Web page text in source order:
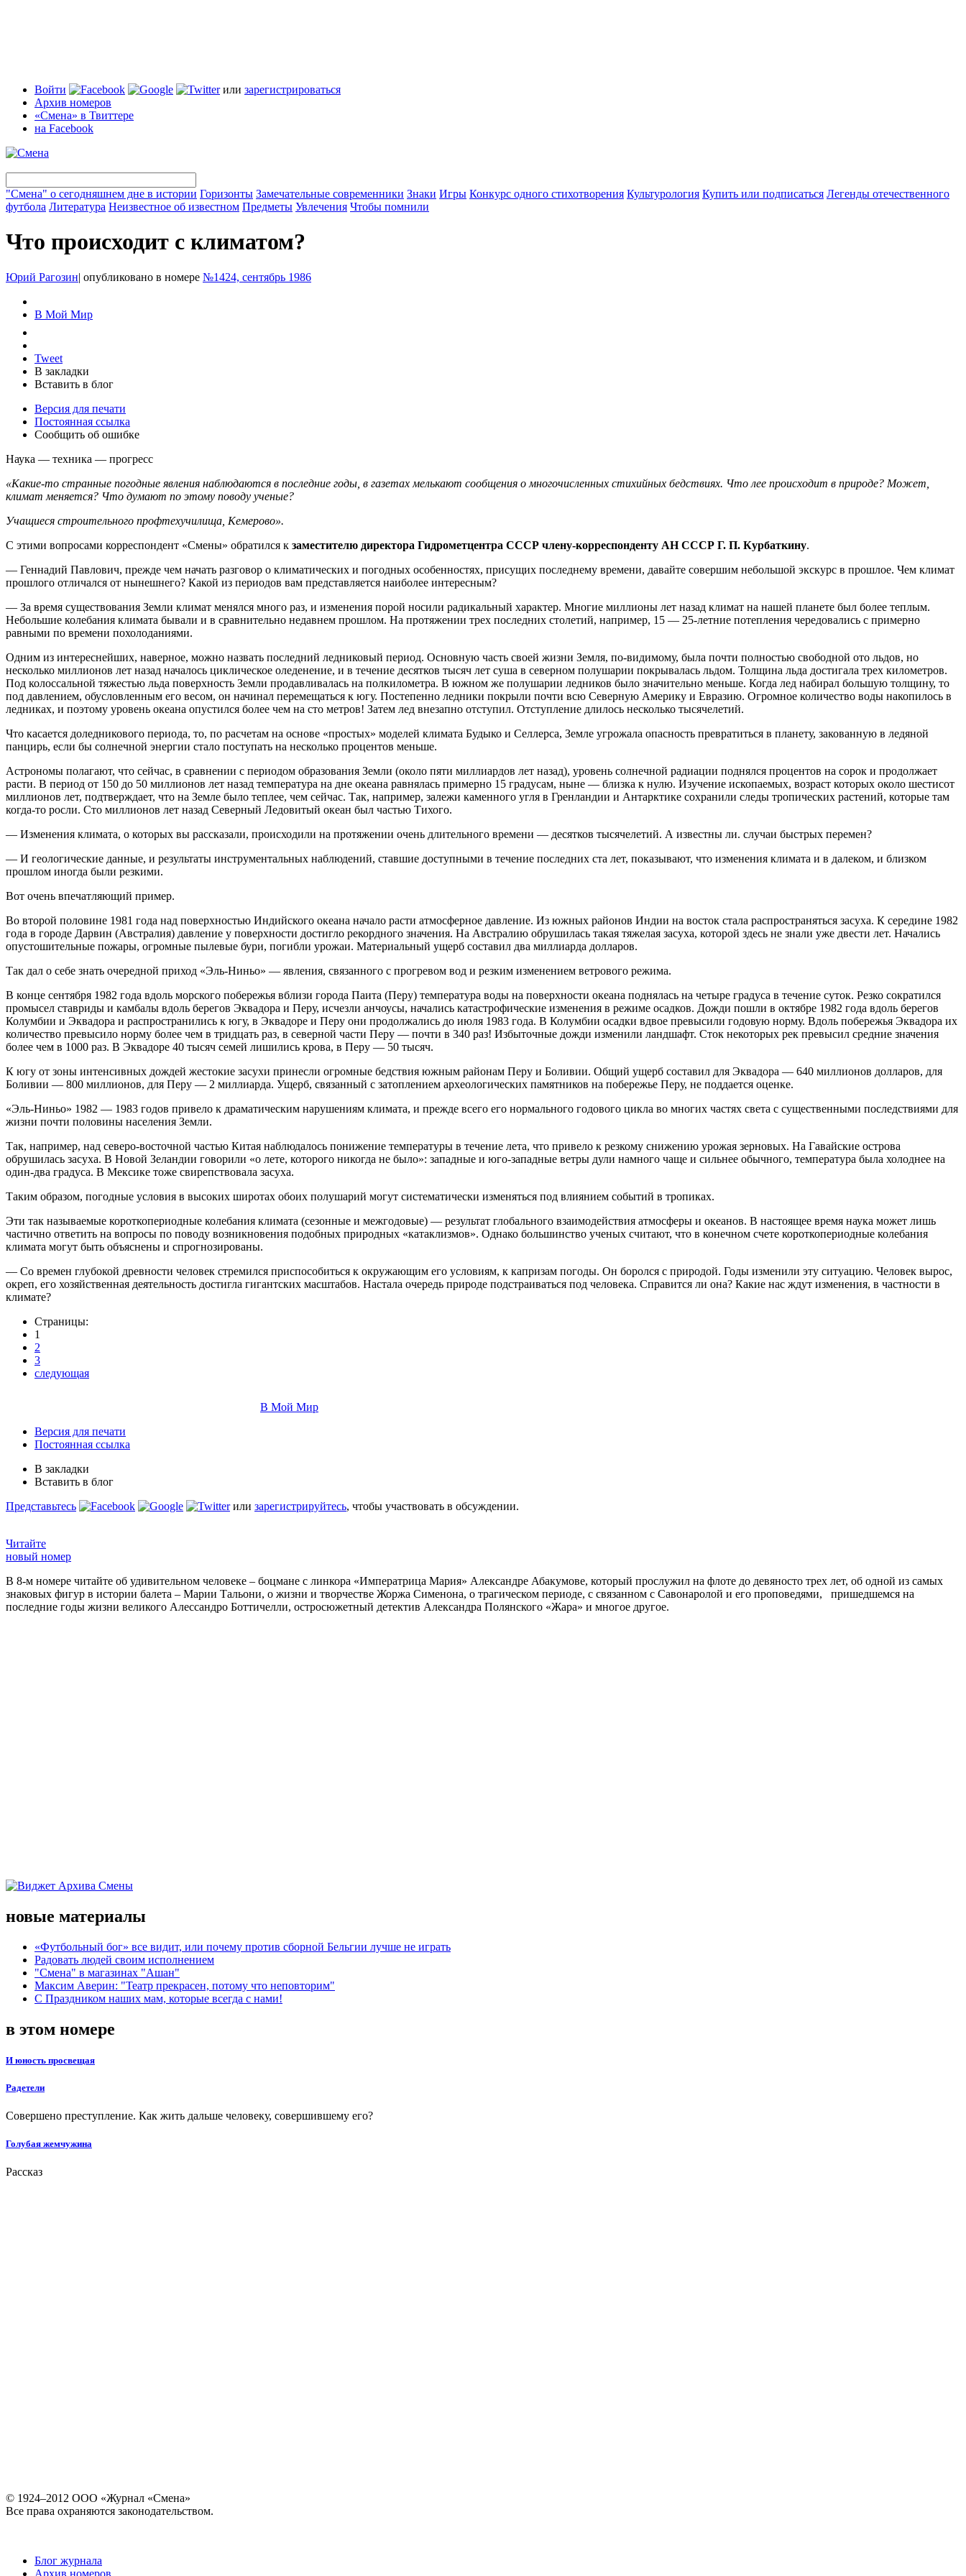
Войти или зарегистрироваться
Архив номеров
«Смена» в Твиттере
на Facebook
"Смена" о сегодняшнем дне в истории Горизонты Замечательные современники Знаки Игры Конкурс одного стихотворения Культурология Купить или подписаться Легенды отечественного
футбола Литература Неизвестное об известном Предметы Увлечения Чтобы помнили
Что происходит с климатом?
Юрий Рагозин| опубликовано в номере №1424, сентябрь 1986
В Мой Мир
Tweet
В закладки
Вставить в блог
Версия для печати
Постоянная ссылка
Сообщить об ошибке
Наука — техника — прогресс
«Какие-то странные погодные явления наблюдаются в последние годы, в газетах мелькают сообщения о многочисленных стихийных бедствиях. Что лее происходит в природе? Может,
климат меняется? Что думают по этому поводу ученые?
Учащиеся строительного профтехучилища, Кемерово».
С этими вопросами корреспондент «Смены» обратился к заместителю директора Гидрометцентра СССР члену-корреспонденту АН СССР Г. П. Курбаткину.
— Геннадий Павлович, прежде чем начать разговор о климатических и погодных особенностях, присущих последнему времени, давайте совершим небольшой экскурс в прошлое. Чем климат
прошлого отличался от нынешнего? Какой из периодов вам представляется наиболее интересным?
— За время существования Земли климат менялся много раз, и изменения порой носили радикальный характер. Многие миллионы лет назад климат на нашей планете был более теплым.
Небольшие колебания климата бывали и в сравнительно недавнем прошлом. На протяжении трех последних столетий, например, 15 — 25-летние потепления чередовались с примерно
равными по времени похолоданиями.
Одним из интереснейших, наверное, можно назвать последний ледниковый период. Основную часть своей жизни Земля, по-видимому, была почти полностью свободной ото льдов, но
несколько миллионов лет назад началось циклическое оледенение, и в течение десятков тысяч лет суша в северном полушарии покрывалась льдом. Толщина льда достигала трех километров.
Под колоссальной тяжестью льда поверхность Земли продавливалась на полкилометра. В южном же полушарии ледников было значительно меньше. Когда лед набирал большую толщину, то
под давлением, обусловленным его весом, он начинал перемещаться к югу. Постепенно ледники покрыли почти всю Северную Америку и Евразию. Огромное количество воды накопилось в
ледниках, и поэтому уровень океана опустился более чем на сто метров! Затем лед внезапно отступил. Отступление длилось несколько тысячелетий.
Что касается доледникового периода, то, по расчетам на основе «простых» моделей климата Будыко и Селлерса, Земле угрожала опасность превратиться в планету, закованную в ледяной
панцирь, если бы солнечной энергии стало поступать на несколько процентов меньше.
Астрономы полагают, что сейчас, в сравнении с периодом образования Земли (около пяти миллиардов лет назад), уровень солнечной радиации поднялся процентов на сорок и продолжает
расти. В период от 150 до 50 миллионов лет назад температура на дне океана равнялась примерно 15 градусам, ныне — близка к нулю. Изучение ископаемых, возраст которых около шестисот
миллионов лет, подтверждает, что на Земле было теплее, чем сейчас. Так, например, залежи каменного угля в Гренландии и Антарктике сохранили следы тропических растений, которые там
когда-то росли. Сто миллионов лет назад Северный Ледовитый океан был частью Тихого.
— Изменения климата, о которых вы рассказали, происходили на протяжении очень длительного времени — десятков тысячелетий. А известны ли. случаи быстрых перемен?
— И геологические данные, и результаты инструментальных наблюдений, ставшие доступными в течение последних ста лет, показывают, что изменения климата и в далеком, и близком
прошлом иногда были резкими.
Вот очень впечатляющий пример.
Во второй половине 1981 года над поверхностью Индийского океана начало расти атмосферное давление. Из южных районов Индии на восток стала распространяться засуха. К середине 1982
года в городе Дарвин (Австралия) давление у поверхности достигло рекордного значения. На Австралию обрушилась такая тяжелая засуха, которой здесь не знали уже двести лет. Начались
опустошительные пожары, огромные пылевые бури, погибли урожаи. Материальный ущерб составил два миллиарда долларов.
Так дал о себе знать очередной приход «Эль-Ниньо» — явления, связанного с прогревом вод и резким изменением ветрового режима.
В конце сентября 1982 года вдоль морского побережья вблизи города Паита (Перу) температура воды на поверхности океана поднялась на четыре градуса в течение суток. Резко сократился
промысел ставриды и камбалы вдоль берегов Эквадора и Перу, исчезли анчоусы, начались катастрофические изменения в режиме осадков. Дожди пошли в октябре 1982 года вдоль берегов
Колумбии и Эквадора и распространились к югу, в Эквадоре и Перу они продолжались до июля 1983 года. В Колумбии осадки вдвое превысили годовую норму. Вдоль побережья Эквадора их
количество превысило норму более чем в тридцать раз, в северной части Перу — почти в 340 раз! Избыточные дожди изменили ландшафт. Сток некоторых рек превысил средние значения
более чем в 1000 раз. В Эквадоре 40 тысяч семей лишились крова, в Перу — 50 тысяч.
К югу от зоны интенсивных дождей жестокие засухи принесли огромные бедствия южным районам Перу и Боливии. Общий ущерб составил для Эквадора — 640 миллионов долларов, для
Боливии — 800 миллионов, для Перу — 2 миллиарда. Ущерб, связанный с затоплением археологических памятников на побережье Перу, не поддается оценке.
«Эль-Ниньо» 1982 — 1983 годов привело к драматическим нарушениям климата, и прежде всего его нормального годового цикла во многих частях света с существенными последствиями для
жизни почти половины населения Земли.
Так, например, над северо-восточной частью Китая наблюдалось понижение температуры в течение лета, что привело к резкому снижению урожая зерновых. На Гавайские острова
обрушилась засуха. В Новой Зеландии говорили «о лете, которого никогда не было»: западные и юго-западные ветры дули намного чаще и сильнее обычного, температура была холоднее на
один-два градуса. В Мексике тоже свирепствовала засуха.
Таким образом, погодные условия в высоких широтах обоих полушарий могут систематически изменяться под влиянием событий в тропиках.
Эти так называемые короткопериодные колебания климата (сезонные и межгодовые) — результат глобального взаимодействия атмосферы и океанов. В настоящее время наука может лишь
частично ответить на вопросы по поводу возникновения подобных природных «катаклизмов». Однако большинство ученых считают, что в конечном счете короткопериодные колебания
климата могут быть объяснены и спрогнозированы.
— Со времен глубокой древности человек стремился приспособиться к окружающим его условиям, к капризам погоды. Он боролся с природой. Годы изменили эту ситуацию. Человек вырос,
окреп, его хозяйственная деятельность достигла гигантских масштабов. Настала очередь природе подстраиваться под человека. Справится ли она? Какие нас ждут изменения, в частности в
климате?
Страницы:
1
2
3
следующая
В Мой Мир
Версия для печати
Постоянная ссылка
В закладки
Вставить в блог
Представьтесь
или зарегистрируйтесь, чтобы участвовать в обсуждении.
Читайте
новый номер
В 8-м номере читайте об удивительном человеке – боцмане с линкора «Императрица Мария» Александре Абакумове, который прослужил на флоте до девяносто трех лет, об одной из самых
знаковых фигур в истории балета – Марии Тальони, о жизни и творчестве Жоржа Сименона, о трагическом периоде, с связанном с Савонаролой и его проповедями, пришедшемся на
последние годы жизни великого Алессандро Боттичелли, остросюжетный детектив Александра Полянского «Жара» и многое другое.
новые материалы
«Футбольный бог» все видит, или почему против сборной Бельгии лучше не играть
Радовать людей своим исполнением
"Смена" в магазинах "Ашан"
Максим Аверин: "Театр прекрасен, потому что неповторим"
С Праздником наших мам, которые всегда с нами!
в этом номере
И юность просвещая
Радетели
Совершено преступление. Как жить дальше человеку, совершившему его?
Голубая жемчужина
Рассказ
© 1924–2012 ООО «Журнал «Смена»
Все права охраняются законодательством.
Блог журнала